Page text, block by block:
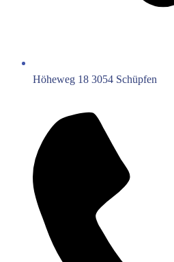
Höheweg 18 3054 Schüpfen